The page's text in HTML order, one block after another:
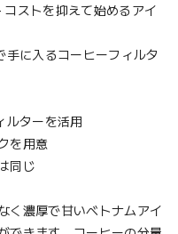
ストを抑えて始めるアイ
に入るコーヒーフィルタ
ルターを活用
を用意
同じ
く濃厚で甘いベトナムアイ